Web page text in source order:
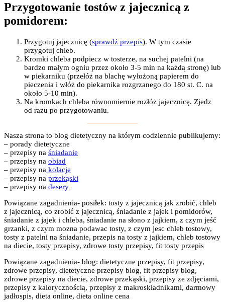
Przygotowanie tostów z jajecznicą z
pomidorem:
Przygotuj jajecznicę (sprawdź przepis). W tym czasie
przygotuj chleb.
Kromki chleba podpiecz w tosterze, na suchej patelni (na
bardzo małym ogniu przez około 3-5 min na każdą stronę) lub
w piekarniku (przełóż na blachę wyłożoną papierem do
pieczenia i włóż do piekarnika rozgrzanego do 180 st. C. na
około 5-10 min).
Na kromkach chleba równomiernie rozłóż jajecznicę. Zjedz
od razu po przygotowaniu.
Nasza strona to blog dietetyczny na którym codziennie publikujemy:
– porady dietetyczne
– przepisy na śniadanie
– przepisy na obiad
– przepisy na kolacje
– przepisy na przekąski
– przepisy na desery
Powiązane zagadnienia- posiłek: tosty z jajecznicą jak zrobić, chleb
z jajecznicą, co zrobić z jajecznicą, śniadanie z jajek i pomidorów,
śniadanie z jajek i chleba, śniadanie na słono z jajkiem, z czym jeść
grzanki, z czym mozna podawac tosty, z czym jesc chleb tostowy,
tosty z patelni na śniadanie, przepis na tosty z jajkiem, chleb tostowy
na diecie, tosty przepisy, zdrowe tosty przepisy, fit tosty przepis
Powiązane zagadnienia- blog: dietetyczne przepisy, fit przepisy,
zdrowe przepisy, dietetyczne przepisy blog, fit przepisy blog,
zdrowe przepisy na diecie, zdrowe przekąski, przepisy ze zdjęciami,
przepisy z kalorycznością, przepisy z makroskładnikami, darmowy
jadłospis, dieta online, dieta online cena